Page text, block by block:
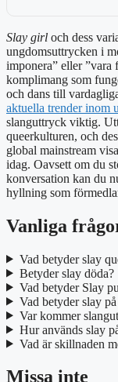
Slay girl och dess
ungdomsuttrycken i
imponera” eller ”vara
komplimang som
och dans till
aktuella trender inom
slanguttryck viktig.
queerkulturen, och
global mainstream
idag. Oavsett om du
konversation kan du
hyllning som
Vanliga
Vad betyder slay
Betyder slay döda?
Vad betyder Slay
Vad betyder slay
Var kommer
Hur används slay
Vad är skillnaden
Missa inte